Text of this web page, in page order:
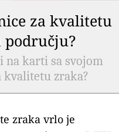
za kvalitetu
području?
na karti sa svojom
kvalitetu zraka?
zraka vrlo je